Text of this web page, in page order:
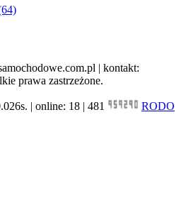
| kontakt:
prawa zastrzeżone.
| online: 18 | 481 RODO